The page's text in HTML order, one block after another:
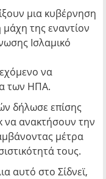
μια κυβέρνηση
μάχη της εναντίον
Ισλαμικό
να
των ΗΠΑ.
δήλωσε επίσης
να ανακτήσουν την
μέτρα
τους.
αυτό στο Σίδνεϊ,